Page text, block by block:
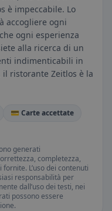
è impeccabile. Lo
accogliere ogni
ogni esperienza
alla ricerca di un
indimenticabili in
ristorante Zeitlos è la
💳 Carte accettate
generati
completezza,
L’uso dei contenuti
responsabilità per
dall’uso dei testi, nei
possono essere